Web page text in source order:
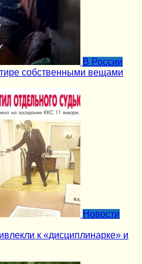
В России
собственными вещами
Новости
к «дисциплинарке» и